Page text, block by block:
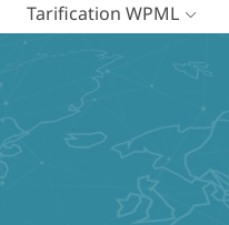
Tarification WPML